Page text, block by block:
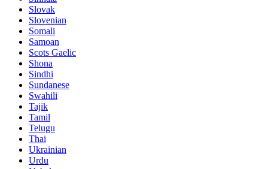
Slovak
Slovenian
Somali
Samoan
Scots Gaelic
Shona
Sindhi
Sundanese
Swahili
Tajik
Tamil
Telugu
Thai
Ukrainian
Urdu